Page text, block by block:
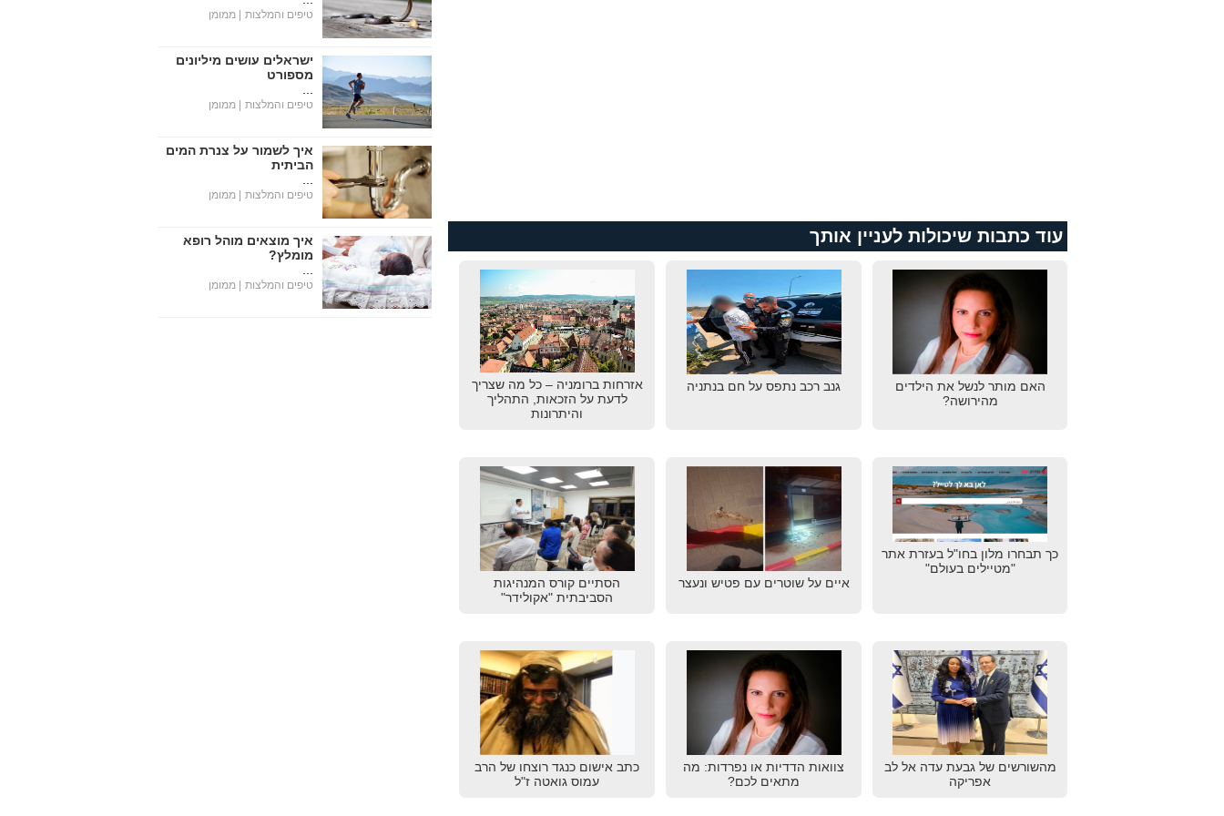
עוד כתבות שיכולות לעניין אותך
האם מותר לנשל את הילדים
מהירושה?
גנב רכב נתפס על חם בנתניה
אזרחות ברומניה – כל מה שצריך
לדעת על הזכאות, התהליך
והיתרונות
כך תבחרו מלון בחו"ל בעזרת אתר
"מטיילים בעולם"
איים על שוטרים עם פטיש ונעצר
הסתיים קורס המנהיגות
הסביבתית "אקולידר"
מהשורשים של גבעת עדה אל לב
אפריקה
צוואות הדדיות או נפרדות: מה
מתאים לכם?
כתב אישום כנגד רוצחו של הרב
עמוס גואטה ז"ל
טיפים והמלצות | ממומן
ישראלים עושים מיליונים
מספורט
טיפים והמלצות | ממומן
איך לשמור על צנרת המים
הביתית
טיפים והמלצות | ממומן
איך מוצאים מוהל רופא
מומלץ?
טיפים והמלצות | ממומן